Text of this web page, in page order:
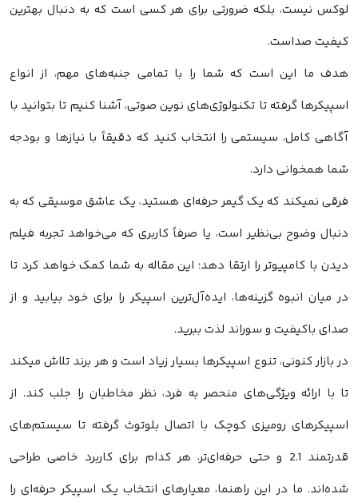
لوکس نیست، بلکه ضرورتی برای هر کسی است که به دنبال بهترین
کیفیت صداست.
هدف ما این است که شما را با تمامی جنبه‌های مهم، از انواع
اسپیکرها گرفته تا تکنولوژی‌های نوین صوتی، آشنا کنیم تا بتوانید با
آگاهی کامل، سیستمی را انتخاب کنید که دقیقاً با نیازها و بودجه
شما همخوانی دارد.
فرقی نمیکند که یک گیمر حرفه‌ای هستید، یک عاشق موسیقی که به
دنبال وضوح بی‌نظیر است، یا صرفاً کاربری که می‌خواهد تجربه فیلم
دیدن با کامپیوتر را ارتقا دهد؛ این مقاله به شما کمک خواهد کرد تا
در میان انبوه گزینه‌ها، ایده‌آل‌ترین اسپیکر را برای خود بیابید و از
صدای باکیفیت و سوراند لذت ببرید.
در بازار کنونی، تنوع اسپیکرها بسیار زیاد است و هر برند تلاش میکند
تا با ارائه ویژگی‌های منحصر به فرد، نظر مخاطبان را جلب کند. از
اسپیکرهای رومیزی کوچک با اتصال بلوتوث گرفته تا سیستم‌های
قدرتمند 2.1 و حتی حرفه‌ای‌تر، هر کدام برای کاربرد خاصی طراحی
شده‌اند. ما در این راهنما، معیارهای انتخاب یک اسپیکر حرفه‌ای را